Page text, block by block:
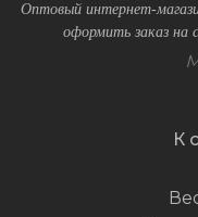
Оптовый интернет-
оформить заказ на